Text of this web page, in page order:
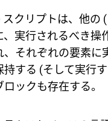
クリプトは、他の
、実行されるべき
、それぞれの要素
持する (そして実行
ックも存在する。